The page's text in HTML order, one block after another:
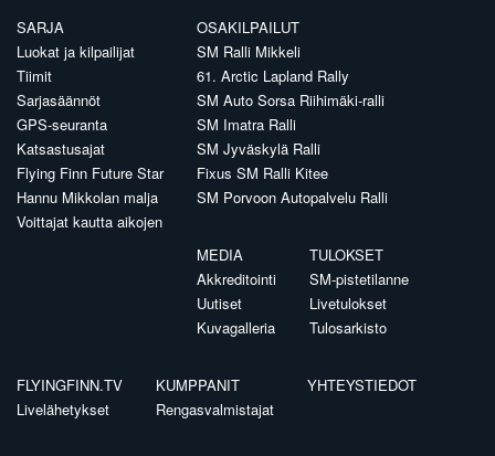
SARJA
Luokat ja kilpailijat
Tiimit
Sarjasäännöt
GPS-seuranta
Katsastusajat
Flying Finn Future Star
Hannu Mikkolan malja
Voittajat kautta aikojen
OSAKILPAILUT
SM Ralli Mikkeli
61. Arctic Lapland Rally
SM Auto Sorsa Riihimäki-ralli
SM Imatra Ralli
SM Jyväskylä Ralli
Fixus SM Ralli Kitee
SM Porvoon Autopalvelu Ralli
MEDIA
Akkreditointi
Uutiset
Kuvagalleria
TULOKSET
SM-pistetilanne
Livetulokset
Tulosarkisto
FLYINGFINN.TV
Livelähetykset
KUMPPANIT
Rengasvalmistajat
YHTEYSTIEDOT